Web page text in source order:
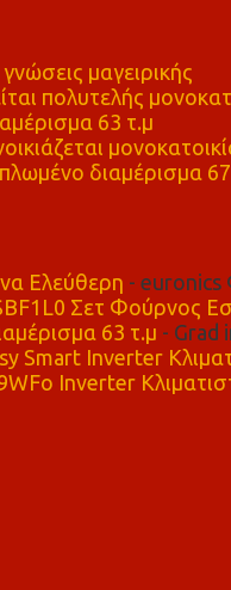
μαγειρικής
πολυτελής
63 τ.μ
διαμέρισμα
Ελεύθερη -
Σετ Φούρνος
63 τ.μ - Grad
Smart Inverter
Inverter